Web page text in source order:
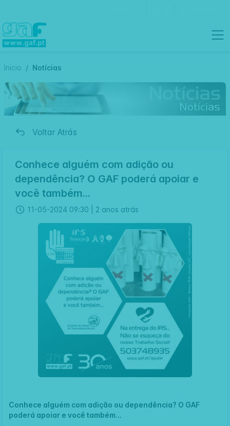
Inicio Notícias
Voltar Atrás
Conhece alguém com adição ou
dependência? O GAF poderá apoiar e
você também...
11-05-2024 09:30 | 2 anos atrás
Conhece alguém com adição ou dependência? O GAF
poderá apoiar e você também...